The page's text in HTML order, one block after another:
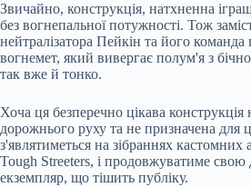
Звичайно, конструкція, натхненна
без вогнепальної потужності. Тож
нейтралізатора Пейкін та його
вогнемет, який вивергає полум'я з
так вже й тонко.
Хоча ця безперечно цікава
дорожнього руху та не призначена для
з'являтиметься на зібраннях кастомних
Tough Streeters, і продовжуватиме свою
екземпляр, що тішить публіку.